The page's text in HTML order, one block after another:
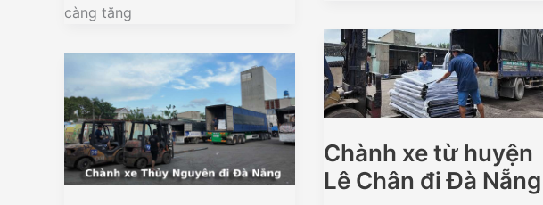
càng tăng
Chành xe từ huyện
Lê Chân đi Đà Nẵng